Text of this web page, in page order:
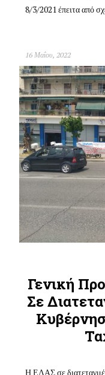
8/3/2021 έπειτα από
16 Μαΐου, 2022
Γενική
Σε
Η ΕΛΑΣ σε